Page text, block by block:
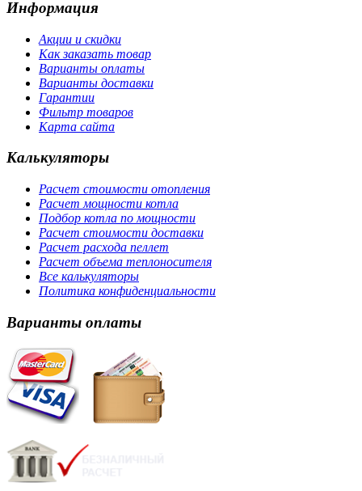
Информация
Акции и скидки
Как заказать товар
Варианты оплаты
Варианты доставки
Гарантии
Фильтр товаров
Карта сайта
Калькуляторы
Расчет стоимости отопления
Расчет мощности котла
Подбор котла по мощности
Расчет стоимости доставки
Расчет расхода пеллет
Расчет объема теплоносителя
Все калькуляторы
Политика конфиденциальности
Варианты оплаты